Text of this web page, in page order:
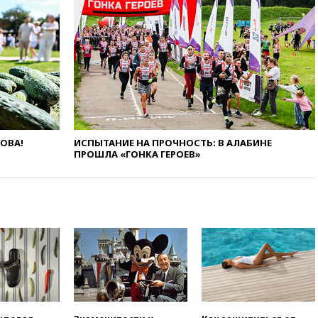
14:14 «Ведомости»: Озон банк
не пострадает от британских
санкций
13:58Медведев назвал
Японию вассалом США
13:45В Петербурге достроили
новый тоннель зеленой ветки
метро
13:38В эфире «Радиостанции
Судного дня» прозвучали три
13:19
WP: Трамп определился
со своим преемником
13:13
СК возбудил дело по
факту гибели женщины и
ребенка в Раменском
ИСПЫТАНИЕ НА ПРОЧНОСТЬ: В АЛАБИНЕ
ПРОШЛА «ГОНКА ГЕРОЕВ»